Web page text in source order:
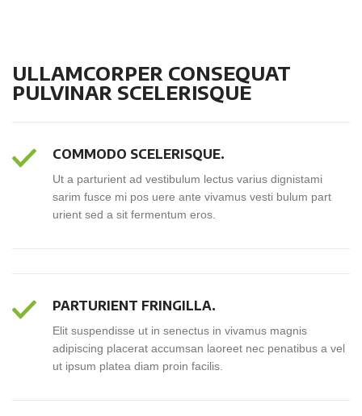
ULLAMCORPER CONSEQUAT
PULVINAR SCELERISQUE
COMMODO SCELERISQUE.
Ut a parturient ad vestibulum lectus varius dignistami
sarim fusce mi pos uere ante vivamus vesti bulum part
urient sed a sit fermentum eros.
PARTURIENT FRINGILLA.
Elit suspendisse ut in senectus in vivamus magnis
adipiscing placerat accumsan laoreet nec penatibus a vel
ut ipsum platea diam proin facilis.